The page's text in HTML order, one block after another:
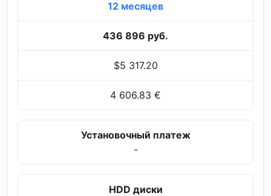
12 месяцев
436 896 руб.
$5 317.20
4 606.83 €
Установочный платеж
-
HDD диски